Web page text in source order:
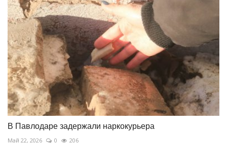
В Павлодаре задержали наркокурьера
Май 22, 2026 0 206